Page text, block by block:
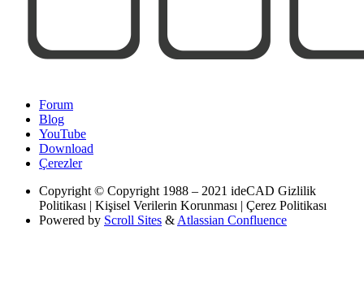
Forum
Blog
YouTube
Download
Çerezler
Copyright © Copyright 1988 – 2021 ideCAD Gizlilik
Politikası | Kişisel Verilerin Korunması | Çerez Politikası
Powered by Scroll Sites & Atlassian Confluence